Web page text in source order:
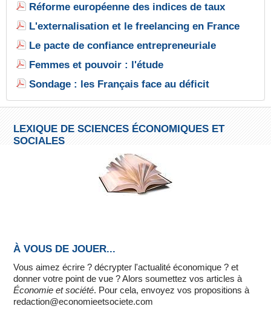
Réforme européenne des indices de taux
L'externalisation et le freelancing en France
Le pacte de confiance entrepreneuriale
Femmes et pouvoir : l'étude
Sondage : les Français face au déficit
LEXIQUE DE SCIENCES ÉCONOMIQUES ET
SOCIALES
À VOUS DE JOUER...
Vous aimez écrire ? décrypter l'actualité économique ? et
donner votre point de vue ? Alors soumettez vos articles à
Économie et société. Pour cela, envoyez vos propositions à
redaction@economieetsociete.com